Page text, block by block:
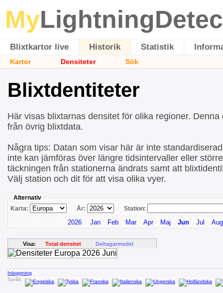
My
Blixtkartor live Historik Statistik
Kartor Densiteter Sök
Blixtdentiteter
Här visas blixtarnas densitet för olika regioner.
från övrig blixtdata.
Några tips: Datan som visar här är inte
inte kan jämföras över längre tidsintervaller eller
täckningen från stationerna ändrats samt att
Välj station och dit för att visa olika vyer.
Alternativ
Karta:
År: Station:
2026 Jan Feb Mar Apr Maj Jun Jul Aug
Visa: Total densitet Deltagarmedel
Inloggning
Språk: